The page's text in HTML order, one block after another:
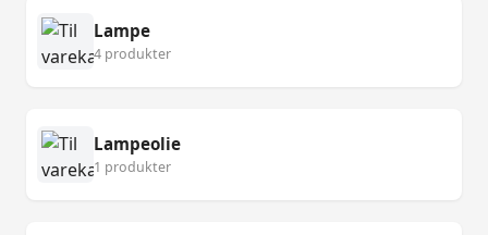
Lampe
4 produkter
Lampeolie
1 produkter